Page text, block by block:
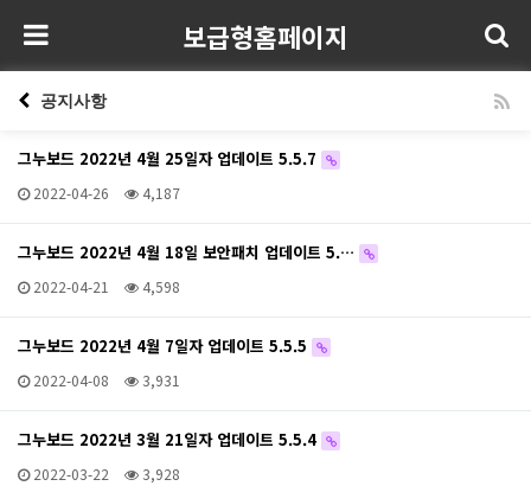
보급형홈페이지
공지사항
그누보드 2022년 4월 25일자 업데이트 5.5.7
2022-04-26 4,187
그누보드 2022년 4월 18일 보안패치 업데이트 5.…
2022-04-21 4,598
그누보드 2022년 4월 7일자 업데이트 5.5.5
2022-04-08 3,931
그누보드 2022년 3월 21일자 업데이트 5.5.4
2022-03-22 3,928